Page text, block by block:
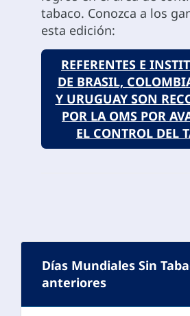
tabaco. Conozca a los
esta edición:
REFERENTES E
DE BRASIL,
Y URUGUAY SON
POR LA OMS POR
EL CONTROL DEL
Días Mundiales Sin
anteriores